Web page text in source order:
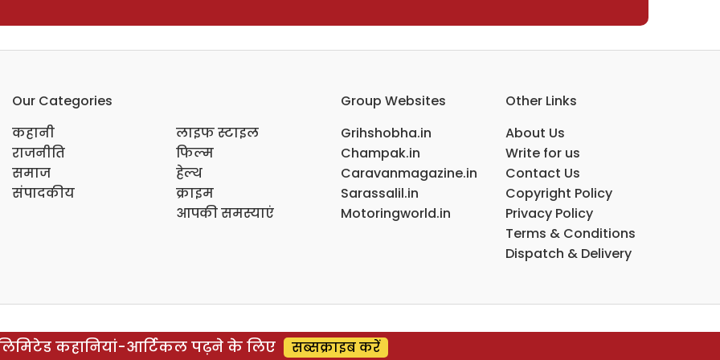
Our Categories
कहानी
राजनीति
समाज
संपादकीय
लाइफ स्टाइल
फिल्म
हेल्थ
क्राइम
आपकी समस्याएं
Group Websites
Grihshobha.in
Champak.in
Caravanmagazine.in
Sarassalil.in
Motoringworld.in
Other Links
About Us
Write for us
Contact Us
Copyright Policy
Privacy Policy
Terms & Conditions
Dispatch & Delivery
कहानियां-आर्टिकल पढ़ने के लिए सब्सक्राइब करें